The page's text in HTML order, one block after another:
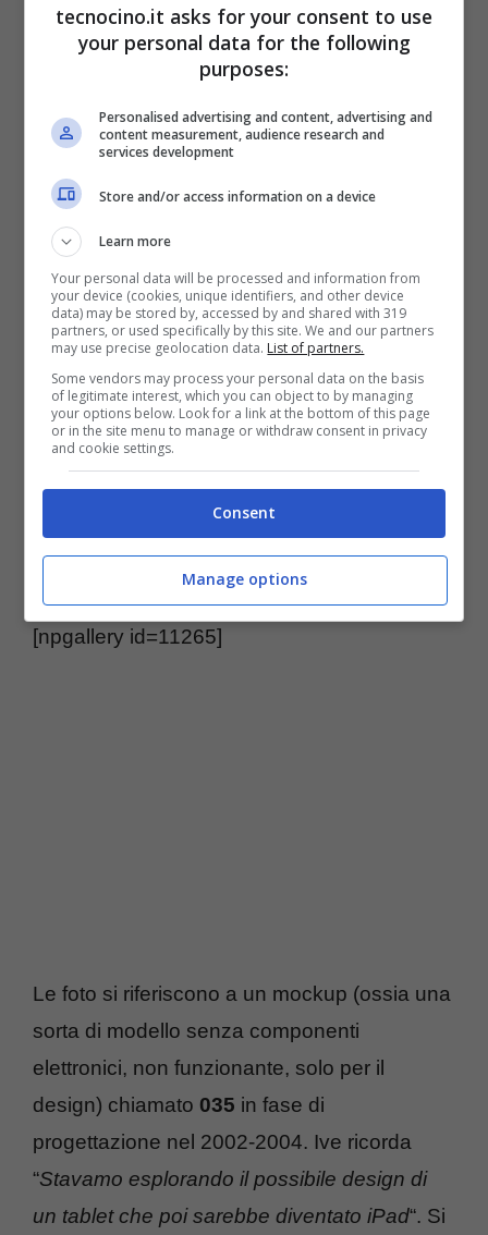
del design di Apple, dove per accedere
serviva un pass speciale e doveSteve Jobs
compagnia del delfinoJonathan Ive, era in
essere solo touchscreen e doveva essere
comandato dalle dita e non da stylus come i
modelli precedenti.
[npgallery id=11265]
Le foto si riferiscono a un mockup (ossia una
sorta di modello senza componenti
elettronici, non funzionante, solo per il
design) chiamato 035 in fase di
progettazione nel 2002-2004. Ive ricorda
“Stavamo esplorando il possibile design di
un tablet che poi sarebbe diventato iPad“. Si
tecnocino.it asks for your consent to use
your personal data for the following
purposes:
Personalised advertising and content, advertising and
content measurement, audience research and
services development
Store and/or access information on a device
Learn more
Your personal data will be processed and information from
your device (cookies, unique identifiers, and other device
data) may be stored by, accessed by and shared with 319
partners, or used specifically by this site. We and our partners
may use precise geolocation data. List of partners.
Some vendors may process your personal data on the basis
of legitimate interest, which you can object to by managing
your options below. Look for a link at the bottom of this page
or in the site menu to manage or withdraw consent in privacy
and cookie settings.
Consent
Manage options